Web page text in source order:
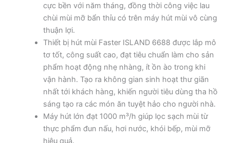
cực bền với năm tháng, đồng thời công việc lau
chùi mùi mỡ bẩn thỉu có trên máy hút mùi vô cùng
thuận lợi.
Thiết bị hút mùi Faster ISLAND 6688 được lắp mô
tơ tốt, công suất cao, đạt tiêu chuẩn làm cho sản
phẩm hoạt động nhẹ nhàng, ít ồn ào trong khi
vận hành. Tạo ra không gian sinh hoạt thư giãn
nhất tới khách hàng, khiến người tiêu dùng tha hồ
sáng tạo ra các món ăn tuyệt hảo cho người nhà.
Máy hút lớn đạt 1000 m³/h giúp lọc sạch mùi từ
thực phẩm đun nấu, hơi nước, khói bếp, mùi mỡ
hiệu quả.